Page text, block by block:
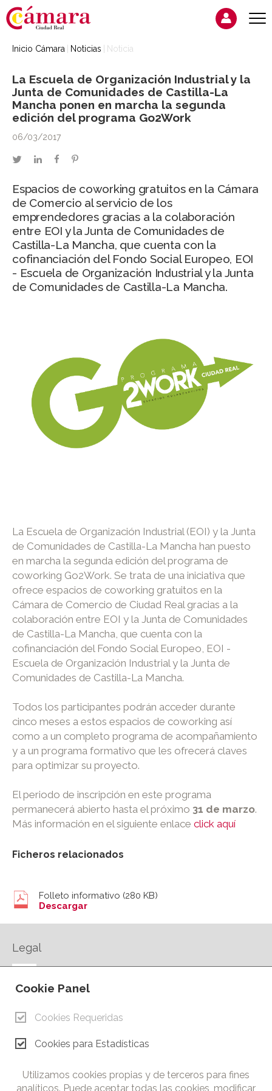
Inicio Cámara Noticias Noticia
La Escuela de Organización Industrial y la
Junta de Comunidades de Castilla-La
Mancha ponen en marcha la segunda
edición del programa Go2Work
06/03/2017
twitterlinkedinfacebookpinterest
Espacios de coworking gratuitos en la Cámara
de Comercio al servicio de los
emprendedores gracias a la colaboración
entre EOI y la Junta de Comunidades de
Castilla-La Mancha, que cuenta con la
cofinanciación del Fondo Social Europeo, EOI
- Escuela de Organización Industrial y la Junta
de Comunidades de Castilla-La Mancha.
La Escuela de Organización Industrial (EOI) y la Junta
de Comunidades de Castilla-La Mancha han puesto
en marcha la segunda edición del programa de
coworking Go2Work. Se trata de una iniciativa que
ofrece espacios de coworking gratuitos en la
Cámara de Comercio de Ciudad Real gracias a la
colaboración entre EOI y la Junta de Comunidades
de Castilla-La Mancha, que cuenta con la
cofinanciación del Fondo Social Europeo, EOI -
Escuela de Organización Industrial y la Junta de
Comunidades de Castilla-La Mancha.
Todos los participantes podrán acceder durante
cinco meses a estos espacios de coworking así
como a un completo programa de acompañamiento
y a un programa formativo que les ofrecerá claves
para optimizar su proyecto.
El periodo de inscripción en este programa
permanecerá abierto hasta el próximo 31 de marzo.
Más información en el siguiente enlace click aquí
Ficheros relacionados
Folleto informativo (280 KB)
Descargar
Legal
AVISO LEGAL
CONTACTO
Cámara de Comercio e Industria de Ciudad Real. Todos los
derechos reservados. Prohibida la reproducción total o parcial
Cookie Panel
Cookies Requeridas
Cookies para Estadísticas
Utilizamos cookies propias y de terceros para fines
analíticos. Puede aceptar todas las cookies, modificar